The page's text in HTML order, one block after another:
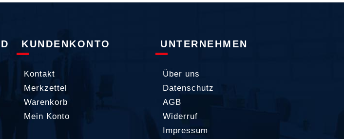
KUNDENKONTO
Kontakt
Merkzettel
Warenkorb
Mein Konto
UNTERNEHMEN
Über uns
Datenschutz
AGB
Widerruf
Impressum